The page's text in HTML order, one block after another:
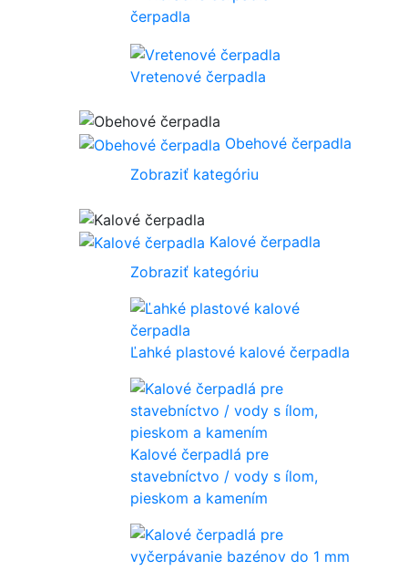
čerpadla
Vretenové čerpadla
Obehové čerpadla
Zobraziť kategóriu
Kalové čerpadla
Zobraziť kategóriu
Ľahké plastové kalové čerpadla
Kalové čerpadlá pre
stavebníctvo / vody s ílom,
pieskom a kamením